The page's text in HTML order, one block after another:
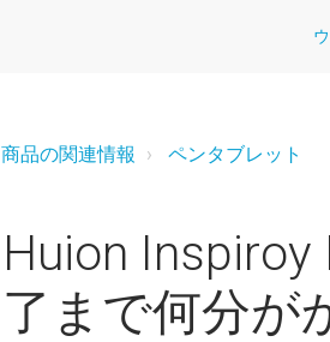
商品の関連情報 ペンタブレット
Huion
了まで何分が